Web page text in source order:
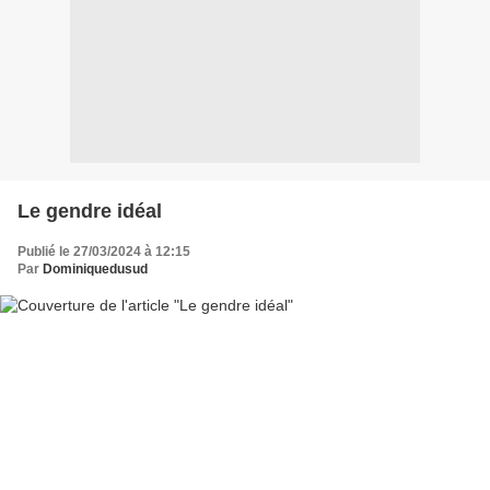
Le gendre idéal
Publié le 27/03/2024 à 12:15
Par Dominiquedusud